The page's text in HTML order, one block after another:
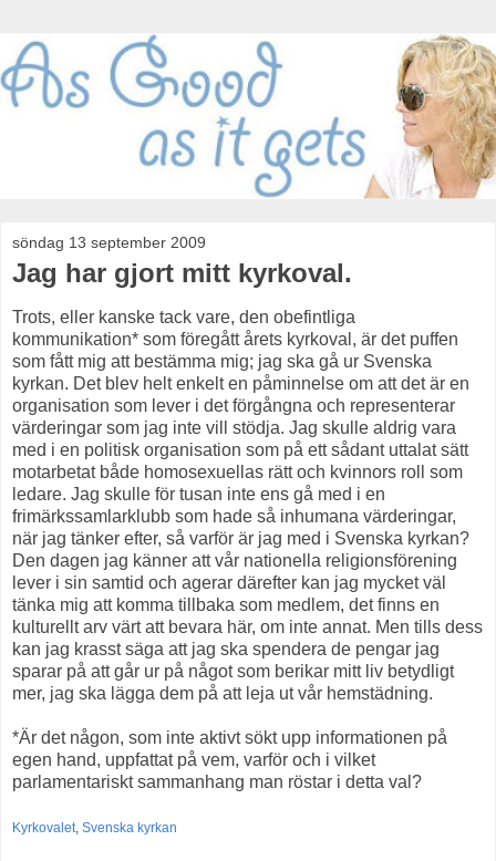
söndag 13 september 2009
Jag har gjort mitt kyrkoval.
Trots, eller kanske tack vare, den obefintliga
kommunikation* som föregått årets kyrkoval, är det puffen
som fått mig att bestämma mig; jag ska gå ur Svenska
kyrkan. Det blev helt enkelt en påminnelse om att det är en
organisation som lever i det förgångna och representerar
värderingar som jag inte vill stödja. Jag skulle aldrig vara
med i en politisk organisation som på ett sådant uttalat sätt
motarbetat både homosexuellas rätt och kvinnors roll som
ledare. Jag skulle för tusan inte ens gå med i en
frimärkssamlarklubb som hade så inhumana värderingar,
när jag tänker efter, så varför är jag med i Svenska kyrkan?
Den dagen jag känner att vår nationella religionsförening
lever i sin samtid och agerar därefter kan jag mycket väl
tänka mig att komma tillbaka som medlem, det finns en
kulturellt arv värt att bevara här, om inte annat. Men tills dess
kan jag krasst säga att jag ska spendera de pengar jag
sparar på att går ur på något som berikar mitt liv betydligt
mer, jag ska lägga dem på att leja ut vår hemstädning.
*Är det någon, som inte aktivt sökt upp informationen på
egen hand, uppfattat på vem, varför och i vilket
parlamentariskt sammanhang man röstar i detta val?
Kyrkovalet, Svenska kyrkan